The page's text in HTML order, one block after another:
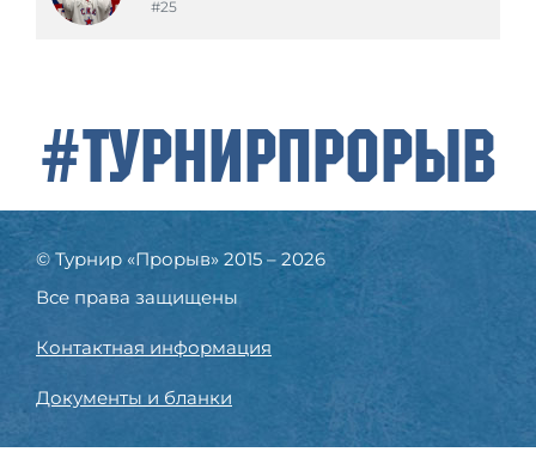
#25
#ТурнирПрорыв
© Турнир «Прорыв» 2015 – 2026
Все права защищены
Контактная информация
Документы и бланки